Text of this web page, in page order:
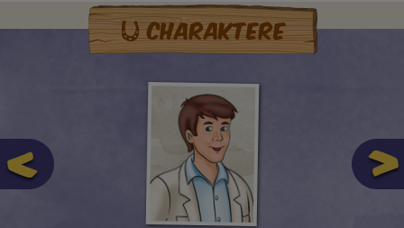
Charaktere